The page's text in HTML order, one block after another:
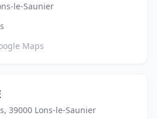
le-Saunier
Maps
39000 Lons-le-Saunier